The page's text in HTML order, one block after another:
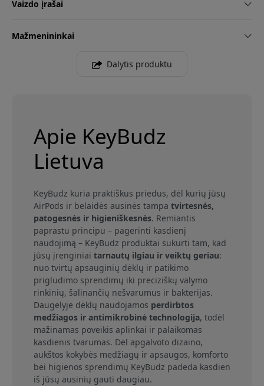
Vaizdo įrašai
Mažmenininkai
Dalytis produktu
Apie KeyBudz
Lietuva
KeyBudz kuria praktiškus priedus, dėl kurių jūsų
AirPods ir belaidės ausinės tampa tvirtesnės,
patogesnės ir higieniškesnės. Remiantis
paprastu principu – pagerinti kasdienį
naudojimą – KeyBudz produktai sukurti tam, kad
jūsų įrenginiai tarnautų ilgiau ir veiktų geriau:
nuo tvirtų apsauginių dėklų ir patikimo
prigludimo sprendimų iki preciziškų valymo
rinkinių, šalinančių nešvarumus ir bakterijas.
Daugelyje dėklų naudojamos perdirbtos
medžiagos ir antimikrobinė technologija, todėl
mažinamas poveikis aplinkai ir palaikomas
kasdienis tvarumas. Dėl apgalvoto dizaino,
aukštos kokybės medžiagų ir apsaugos, komforto
bei higienos sprendimų KeyBudz padeda kasdien
iš jūsų ausinių gauti daugiau.